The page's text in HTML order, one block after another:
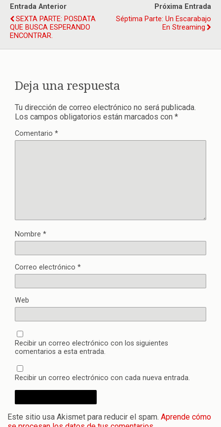
Entrada Anterior
SEXTA PARTE: POSDATA
QUE BUSCA ESPERANDO
ENCONTRAR.
Próxima Entrada
Séptima Parte: Un Escarabajo
En Streaming
Deja una respuesta
Tu dirección de correo electrónico no será publicada.
Los campos obligatorios están marcados con *
Comentario *
Nombre *
Correo electrónico *
Web
Recibir un correo electrónico con los siguientes
comentarios a esta entrada.
Recibir un correo electrónico con cada nueva entrada.
Este sitio usa Akismet para reducir el spam. Aprende cómo